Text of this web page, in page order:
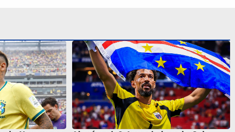
NOS SIGA NAS REDES